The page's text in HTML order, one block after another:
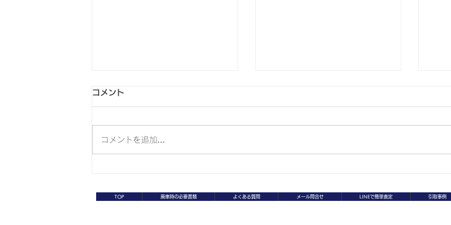
ノ 50ｃｃ・無料回収・無
JOG・50ｃｃ・無料回収・
コメント
コメントを追加…
TOP 廃車時の必要書類 よくある質問 メール問合せ LINEで簡単査定 引取事例